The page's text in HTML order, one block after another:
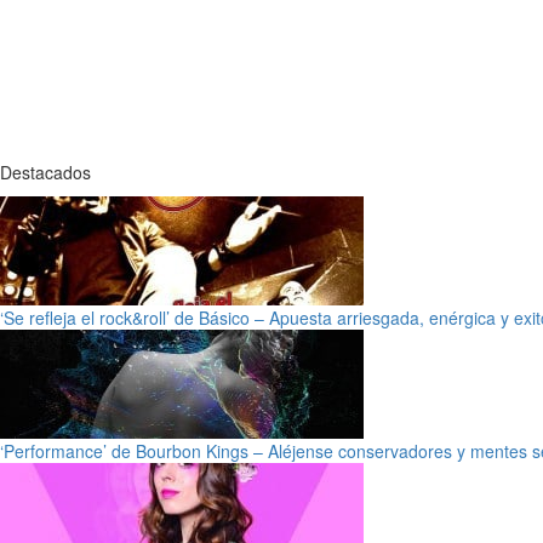
Destacados
‘Se refleja el rock&roll’ de Básico – Apuesta arriesgada, enérgica y
‘Performance’ de Bourbon Kings – Aléjense conservadores y mentes